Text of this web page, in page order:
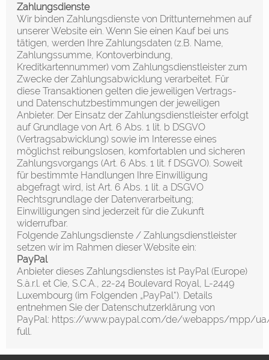
Zahlungsdienste
Wir binden Zahlungsdienste von Drittunternehmen auf
unserer Website ein. Wenn Sie einen Kauf bei uns
tätigen, werden Ihre Zahlungsdaten (z.B. Name,
Zahlungssumme, Kontoverbindung,
Kreditkartennummer) vom Zahlungsdienstleister zum
Zwecke der Zahlungsabwicklung verarbeitet. Für
diese Transaktionen gelten die jeweiligen Vertrags-
und Datenschutzbestimmungen der jeweiligen
Anbieter. Der Einsatz der Zahlungsdienstleister erfolgt
auf Grundlage von Art. 6 Abs. 1 lit. b DSGVO
(Vertragsabwicklung) sowie im Interesse eines
möglichst reibungslosen, komfortablen und sicheren
Zahlungsvorgangs (Art. 6 Abs. 1 lit. f DSGVO). Soweit
für bestimmte Handlungen Ihre Einwilligung
abgefragt wird, ist Art. 6 Abs. 1 lit. a DSGVO
Rechtsgrundlage der Datenverarbeitung;
Einwilligungen sind jederzeit für die Zukunft
widerrufbar.
Folgende Zahlungsdienste / Zahlungsdienstleister
setzen wir im Rahmen dieser Website ein:
PayPal
Anbieter dieses Zahlungsdienstes ist PayPal (Europe)
S.à.r.l. et Cie, S.C.A., 22-24 Boulevard Royal, L-2449
Luxembourg (im Folgenden „PayPal“). Details
entnehmen Sie der Datenschutzerklärung von
PayPal: https://www.paypal.com/de/webapps/mpp/
full.